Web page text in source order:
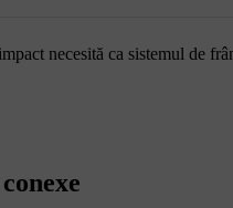
necesită ca sistemul de